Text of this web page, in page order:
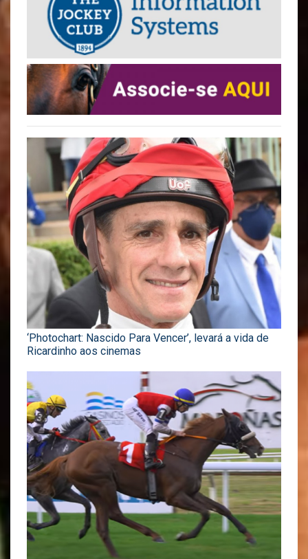
‘Photochart: Nascido Para Vencer’, levará a vida de
Ricardinho aos cinemas